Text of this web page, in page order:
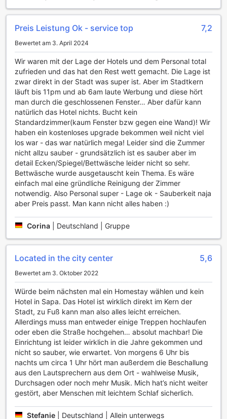
und TV-Bereich zur Verfügung, wo Sie sich mit anderen
Gästen austauschen und entspannen können. Der
wunderschöne Garten des Hotels lädt zum Verweilen ein
und die natürliche Schönheit der Umgebung zu genießen.
Sportliche Aktivitäten im Sapa Panorama Hotel
Das Sapa Panorama Hotel bietet seinen Gästen eine
hervorragende Gelegenheit, die atemberaubende Natur
der Region aktiv zu erkunden. Umgeben von
majestätischen Bergen und üppigen Reisfeldern, sind die
hoteleigenen Wanderwege ideal für Naturliebhaber und
Abenteuerlustige. Die gut ausgeschilderten Trails führen
durch malerische Dörfer und bieten faszinierende Einblicke
in das lokale Leben der ethnischen Minderheiten. Die
Wanderungen sind für alle Schwierigkeitsgrade geeignet
und ermöglichen es den Gästen, die frische Bergluft zu
genießen und die beeindruckende Landschaft zu erleben.
Zusätzlich zu den Wanderwegen organisiert das Hotel
regelmäßig geführte Touren, die sowohl für Anfänger als
auch für erfahrene Wanderer geeignet sind. Diese Touren
sind eine großartige Möglichkeit, die Umgebung in
Gesellschaft anderer Reisender zu erkunden und
Fauna der Region zu erhalten. Egal, ob Sie eine entspannte
Wanderung oder eine anspruchsvolle Trekkingtour suchen,
das Sapa Panorama Hotel ist der perfekte Ausgangspunkt
für unvergessliche Sporterlebnisse in der Natur.
Bequeme Annehmlichkeiten im Sapa Panorama Hotel
Das Sapa Panorama Hotel bietet seinen Gästen eine
Vielzahl von Annehmlichkeiten, die den Aufenthalt so
angenehm wie möglich gestalten. Mit einem 24-Stunden-
Zimmerservice können Gäste jederzeit ihre kulinarischen
Wünsche erfüllen, während der Wäscheservice und die
chemische Reinigung dafür sorgen, dass die Kleidung
immer frisch und gepflegt bleibt. Für zusätzliche Sicherheit
Gepäckaufbewahrung zur Verfügung, sodass sie unbesorgt
Preis Leistung Ok - service top 7,2
Bewertet am 3. April 2024
Wir waren mit der Lage der Hotels und dem Personal total
zufrieden und das hat den Rest wett gemacht. Die Lage ist
zwar direkt in der Stadt was super ist. Aber im Stadtkern
läuft bis 11pm und ab 6am laute Werbung und diese hört
man durch die geschlossenen Fenster… Aber dafür kann
natürlich das Hotel nichts. Bucht kein
Standardzimmer(kaum Fenster bzw gegen eine Wand)! Wir
haben ein kostenloses upgrade bekommen weil nicht viel
los war - das war natürlich mega! Leider sind die Zummer
nicht allzu sauber - grundsätzlich ist es sauber aber im
detail Ecken/Spiegel/Bettwäsche leider nicht so sehr.
Bettwäsche wurde ausgetauscht kein Thema. Es wäre
einfach mal eine gründliche Reinigung der Zimmer
notwendig. Also Personal super - Lage ok - Sauberkeit naja
aber Preis passt. Man kann nicht alles haben :)
Corina Deutschland | Gruppe
Located in the city center 5,6
Bewertet am 3. Oktober 2022
Würde beim nächsten mal ein Homestay wählen und kein
Hotel in Sapa. Das Hotel ist wirklich direkt im Kern der
Stadt, zu Fuß kann man also alles leicht erreichen.
Allerdings muss man entweder einige Treppen hochlaufen
oder eben die Straße hochgehen… absolut machbar! Die
Einrichtung ist leider wirklich in die Jahre gekommen und
nicht so sauber, wie erwartet. Von morgens 6 Uhr bis
nachts um circa 1 Uhr hört man außerdem die Beschallung
aus den Lautsprechern aus dem Ort - wahlweise Musik,
Durchsagen oder noch mehr Musik. Mich hat’s nicht weiter
gestört, aber Menschen mit leichtem Schlaf sicherlich.
Stefanie Deutschland | Allein unterwegs